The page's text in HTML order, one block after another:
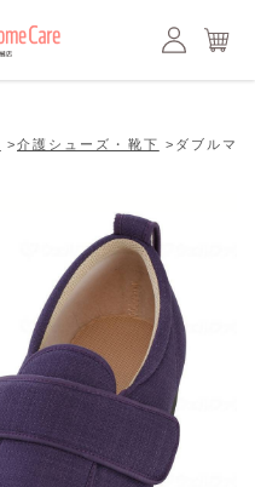
>介護シューズ・靴下 > ダブルマ